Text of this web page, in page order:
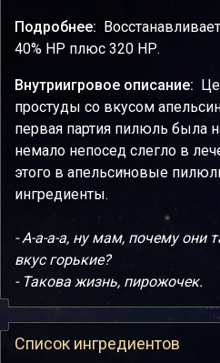
Подробнее:
40% НР плюс 320 НР.
Внутриигровое описание:
простуды со вкусом
первая партия пилюль была
немало непосед слегло в
этого в апельсиновые
ингредиенты.
- А-а-а-а, ну мам, почему они
вкус горькие?
- Такова жизнь, пирожочек.
Список ингредиентов